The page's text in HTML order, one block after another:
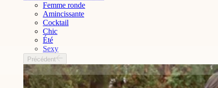
Femme ronde
Amincissante
Cocktail
Chic
Été
Sexy
Précédent